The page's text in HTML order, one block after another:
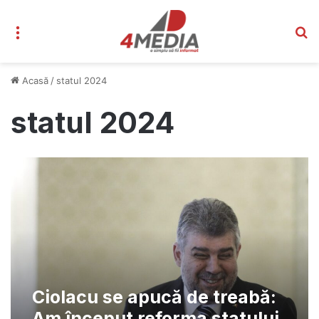
Acasă / statul 2024
statul 2024
Ciolacu se apucă de treabă: